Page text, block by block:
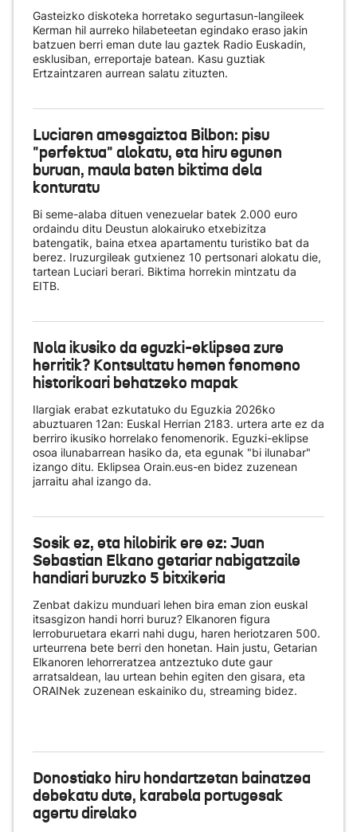
Gasteizko diskoteka horretako segurtasun-langileek
Kerman hil aurreko hilabeteetan egindako eraso jakin
batzuen berri eman dute lau gaztek Radio Euskadin,
esklusiban, erreportaje batean. Kasu guztiak
Ertzaintzaren aurrean salatu zituzten.
Luciaren amesgaiztoa Bilbon: pisu
"perfektua" alokatu, eta hiru egunen
buruan, maula baten biktima dela
konturatu
Bi seme-alaba dituen venezuelar batek 2.000 euro
ordaindu ditu Deustun alokairuko etxebizitza
batengatik, baina etxea apartamentu turistiko bat da
berez. Iruzurgileak gutxienez 10 pertsonari alokatu die,
tartean Luciari berari. Biktima horrekin mintzatu da
EITB.
Nola ikusiko da eguzki-eklipsea zure
herritik? Kontsultatu hemen fenomeno
historikoari behatzeko mapak
Ilargiak erabat ezkutatuko du Eguzkia 2026ko
abuztuaren 12an: Euskal Herrian 2183. urtera arte ez da
berriro ikusiko horrelako fenomenorik. Eguzki-eklipse
osoa ilunabarrean hasiko da, eta egunak "bi ilunabar"
izango ditu. Eklipsea Orain.eus-en bidez zuzenean
jarraitu ahal izango da.
Sosik ez, eta hilobirik ere ez: Juan
Sebastian Elkano getariar nabigatzaile
handiari buruzko 5 bitxikeria
Zenbat dakizu munduari lehen bira eman zion euskal
itsasgizon handi horri buruz? Elkanoren figura
lerroburuetara ekarri nahi dugu, haren heriotzaren 500.
urteurrena bete berri den honetan. Hain justu, Getarian
Elkanoren lehorreratzea antzeztuko dute gaur
arratsaldean, lau urtean behin egiten den gisara, eta
ORAINek zuzenean eskainiko du, streaming bidez.
Donostiako hiru hondartzetan bainatzea
debekatu dute, karabela portugesak
agertu direlako